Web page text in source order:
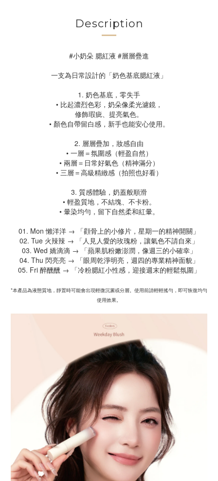
Description
#小奶朵 腮紅液 #層層疊進
一支為日常設計的「奶色基底腮紅液」
1. 奶色基底，零失手
• 比起濃烈色彩，奶朵像柔光濾鏡，
修飾瑕疵、提亮氣色。
• 顏色自帶留白感，新手也能安心使用。
2. 層層疊加，妝感自由
• 一層＝氛圍感（輕盈自然）
• 兩層＝日常好氣色（精神滿分）
• 三層＝高級精緻感（拍照也好看）
3. 質感體驗，奶蓋般順滑
• 輕盈質地，不結塊、不卡粉。
• 暈染均勻，留下自然柔和紅暈。
01. Mon 懶洋洋 → 「顴骨上的小修片，星期一的精神開關」
02. Tue 火辣辣 → 「人見人愛的玫瑰粉，讓氣色不請自來」
03. Wed 嬌滴滴 → 「蘋果肌粉嫩澎潤，像週三的小確幸」
04. Thu 閃亮亮 → 「眼周乾淨明亮，週四的專業精神面貌」
05. Fri 醉醺醺 → 「冷粉腮紅小性感，迎接週末的輕鬆氛圍」
*本產品為液態質地，靜置時可能會出現輕微沉澱或分層。使用前請輕輕搖勻，即可恢復均勻
使用效果。